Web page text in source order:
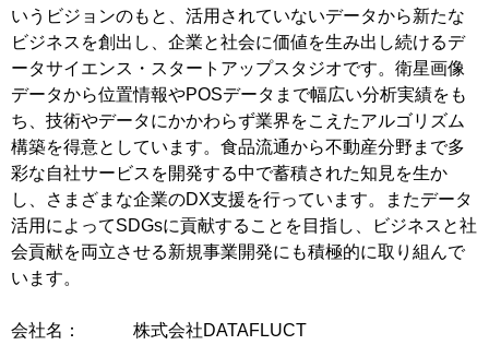
いうビジョンのもと、活用されていないデータから新たな
ビジネスを創出し、企業と社会に価値を生み出し続けるデ
ータサイエンス・スタートアップスタジオです。衛星画像
データから位置情報やPOSデータまで幅広い分析実績をも
ち、技術やデータにかかわらず業界をこえたアルゴリズム
構築を得意としています。食品流通から不動産分野まで多
彩な自社サービスを開発する中で蓄積された知見を生か
し、さまざまな企業のDX支援を行っています。またデータ
活用によってSDGsに貢献することを目指し、ビジネスと社
会貢献を両立させる新規事業開発にも積極的に取り組んで
います。
会社名： 株式会社DATAFLUCT